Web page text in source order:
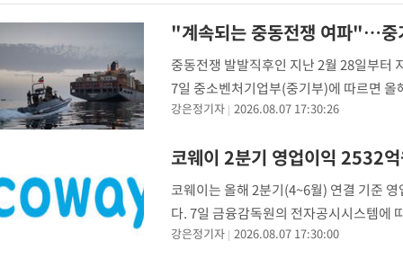
-6705초 전 >
[속보]코스피, 6200선 약보합…0.60% 내린 6258.77에 마쳐
-6685초 전 >[속보]원·달러 환율, 7.7원 내린 1416.1원 마감
-6574초 전 >[속보] 노원서 40.1도 관측…서울, 2018년 이후 첫 40도
-3664초 전 >[속보]종합특검, '계엄 수용공간 확보' 신용해 前교정본부장 기
11시간 압수수색에 성접대 파문까지…'쑥대밭' 된 축구협회
-1530초 전 >[속보]규제합리화위원회 부위원장에 김태유 서울대 공대 교수
태 후임
"계속되는 중동전쟁 여파"…
중동전쟁 발발직후인 지난 2월 28일부터
7일 중소벤처기업부(중기부)에 따르면
온 중동전쟁 관련 중소기업 피해·애로는
강은정기자 2026.08.07 17:30:26
코웨이 2분기 영업이익
코웨이는 올해 2분기(4~6월) 연결 기준
다. 7일 금융감독원의 전자공시시스템에
기간보다 14.6% 늘었다. 국내 사업 매출
강은정기자 2026.08.07 17:30:00